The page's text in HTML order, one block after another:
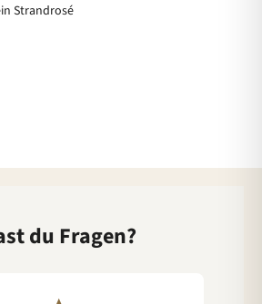
Strandrosé
du Fragen?